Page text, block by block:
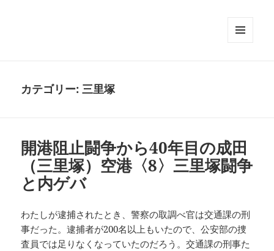
カテゴリー:三里塚
開港阻止闘争から40年目の成田
（三里塚）空港〈8〉三里塚闘争
と内ゲバ
わたしが逮捕されたとき、警察の取調べ官は交通課の刑
事だった。逮捕者が200名以上もいたので、公安部の捜
査員では足りなくなっていたのだろう。交通課の刑事た